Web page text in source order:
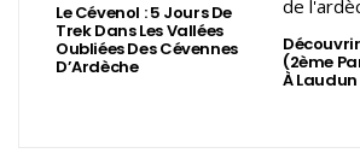
Le Cévenol : 5 Jours De
Trek Dans Les Vallées
Oubliées Des Cévennes
D’Ardèche
Découvrir
(2ème
À Laudun